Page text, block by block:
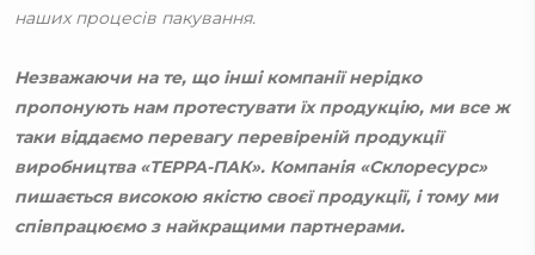
наших процесів пакування.
Незважаючи на те, що інші компанії нерідко
пропонують нам протестувати їх продукцію, ми все ж
таки віддаємо перевагу перевіреній продукції
виробництва «ТЕРРА-ПАК». Компанія «Склоресурс»
пишається високою якістю своєї продукції, і тому ми
співпрацюємо з найкращими партнерами.